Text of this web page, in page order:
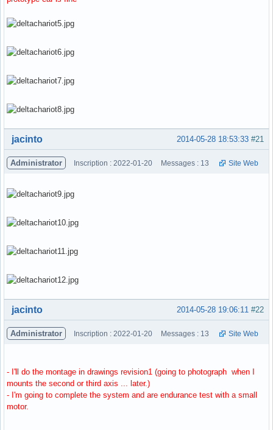
Hors ligne #21
2014-05-28 18:53:33
jacinto
Administrator Inscription : 2022-01-20 Messages : 13 Site Web
Hors ligne #22
2014-05-28 19:06:11
jacinto
Administrator Inscription : 2022-01-20 Messages : 13 Site Web
- I'll do the montage in drawings revision1 (going to photograph when I
mounts the second or third axis ... later.)
- I'm going to complete the system and are endurance test with a small
motor.